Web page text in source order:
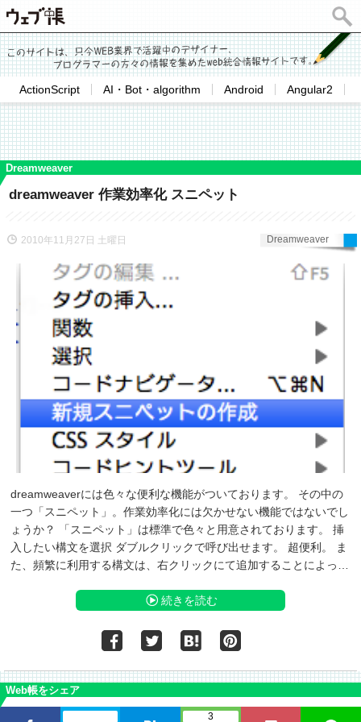
ActionScript AI・Bot・algorithm Android Angular2
Dreamweaver
dreamweaver 作業効率化 スニペット
Dreamweaver
2010年11月27日 土曜日
dreamweaverには色々な便利な機能がついております。 その中の
一つ「スニペット」。作業効率化には欠かせない機能ではないでし
ょうか？ 「スニペット」は標準で色々と用意されております。 挿
入したい構文を選択 ダブルクリックで呼び出せます。 超便利。 ま
た、頻繁に利用する構文は、右クリックにて追加することによっ…
続きを読む
Web帳をシェア
3